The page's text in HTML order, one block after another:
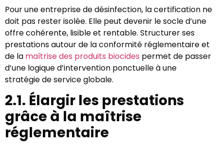
Pour une entreprise de désinfection, la certification ne
doit pas rester isolée. Elle peut devenir le socle d’une
offre cohérente, lisible et rentable. Structurer ses
prestations autour de la conformité réglementaire et
de la maîtrise des produits biocides permet de passer
d’une logique d’intervention ponctuelle à une
stratégie de service globale.
2.1. Élargir les prestations
grâce à la maîtrise
réglementaire